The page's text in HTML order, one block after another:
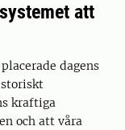
att
dagens
kraftiga
och att våra